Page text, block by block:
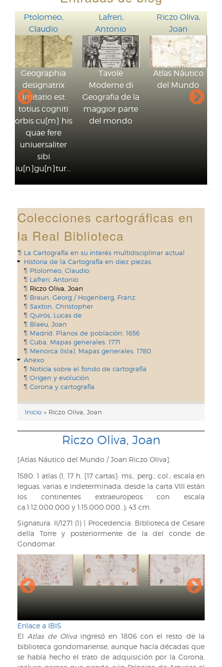
Ptolomeo,
Claudio
Geographia
designatrix
imitatio est
totius cogniti
orbis cu[m] his
quae fere
uniuersaliter
sibi
iu[n]gu[n]tur...
Lafreri,
Antonio
Tavole
Moderne di
Geografia de la
maggior parte
del mondo
Riczo Oliva,
Joan
Atlas Náutico
del Mundo
Colecciones cartográficas en
la Real Biblioteca
La Cartografía en su interés multidisciplinar actual
Historia de la Cartografía en diez piezas
Ptolomeo, Claudio
Lafreri, Antonio
Riczo Oliva, Joan
Braun, Georg / Hogenberg, Franz
Saxton, Christopher
Quirós, Lucas de
Blaeu, Joan
Madrid. Planos de población. 1656
Cuba. Mapas generales. 1771
Menorca (Isla). Mapas generales. 1780
Anexo
Noticia sobre el fondo de cartografía
Origen y evolución
Corona y cartografía
Enlaces
ayuda
de
navegación
Inicio Riczo Oliva, Joan
Riczo Oliva, Joan
[Atlas Náutico del Mundo / Joan Riczo Oliva].
1580. 1 atlas (1, 17 h. [17 cartas]: ms., perg., col.; escala en
leguas, varias e indeterminada, desde la carta VIII están
los continentes extraeuropeos con escala
ca.1:12.000.000 y 1:15.000.000..); 43 cm.
Signatura: II/1271 (1) | Procedencia: Biblioteca de Cesare
della Torre y posteriormente de la del conde de
Gondomar.
Enlace a IBIS
El Atlas de Olivaingresó en 1806 con el resto de la
biblioteca gondomariense, aunque hacía décadas que
se había hecho el trato de adquisición por la Corona,